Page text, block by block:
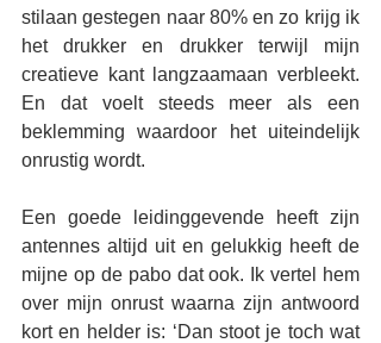
stilaan gestegen naar 80% en zo krijg ik
het drukker en drukker terwijl mijn
creatieve kant langzaamaan verbleekt.
En dat voelt steeds meer als een
beklemming waardoor het uiteindelijk
onrustig wordt.
Een goede leidinggevende heeft zijn
antennes altijd uit en gelukkig heeft de
mijne op de pabo dat ook. Ik vertel hem
over mijn onrust waarna zijn antwoord
kort en helder is: ‘Dan stoot je toch wat